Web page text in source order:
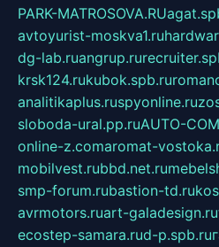
PARK-MATROSOVA.RU
avtoyurist-moskva1.ru
dg-lab.ruangrup.ru
krsk124.rukubok.spb.ru
analitikaplus.ruspyonline.ru
sloboda-ural.pp.ruAUTO-
online-z.comaromat-
mobilvest.rubbd.net.ru
smp-forum.rubastion-td.ru
avrmotors.ruart-galadesign.ru
ecostep-samara.rud-p.spb.ru